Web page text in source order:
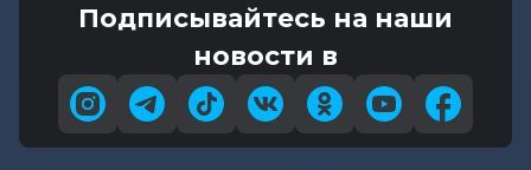
Подписывайтесь на наши
новости в